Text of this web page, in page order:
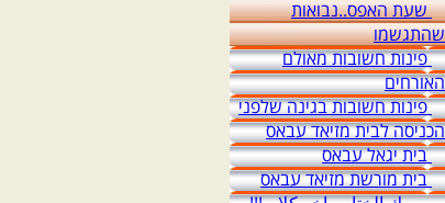
שעת האפס..נבואות
שהתגשמו
פינות חשובות מאולם
האורחים
פינות חשובות בגינה שלפני
הכניסה לבית מזיאד עבאס
בית יגאל עבאס
בית מורשת מזיאד עבאס